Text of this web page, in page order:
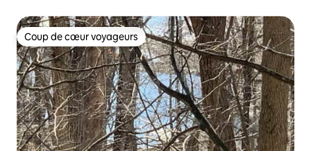
Coup de cœur voyageurs
Coup de cœur voyageurs